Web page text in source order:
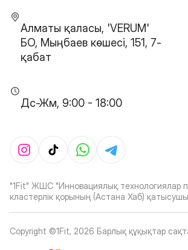
Алматы қаласы, 'VERUM'
БО, Мыңбаев көшесі, 151, 7-
қабат
Дс-Жм, 9:00 - 18:00
"1Fit" ЖШС "Инновациялық технологиялар
кластерлік қорының (Астана Хаб)
Copyright ©1Fit, 2026 Барлық құқықтар